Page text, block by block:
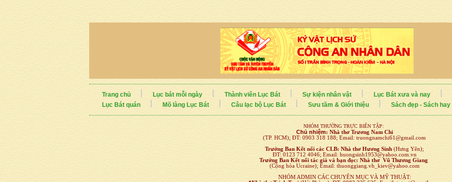
Trang chủ Lục bát mỗi ngày Thành viên Lục Bát Sự kiện nhân vật Lục Bát xưa và nay
Lục Bát quán
Mõ làng Lục Bát Câu lạc bộ Lục Bát Sưu tầm & Giới thiệu Sách đẹp - Sách hay
NHÓM THƯỜNG TRỰC BIÊN TẬP:
Chủ nhiệm: Nhà thơ Trương Nam Chi
(TP. HCM); ĐT: 0903 318 188; Email: truongnamchi61@gmail.com
Trưởng Ban Kết nối các CLB: Nhà thơ Hương Sinh (Hưng Yên);
ĐT: 0123 712 4046; Email: huongsinh1953@yahoo.com.vn
Trưởng Ban Kết nối tác giả và bạn đọc: Nhà thơ Vũ Thương Giang
(Cộng hòa Ucraine); Email: thuonggiang.vh_kiev@yahoo.com
NHÓM ADMIN CÁC CHUYÊN MỤC VÀ MỸ THUẬT: